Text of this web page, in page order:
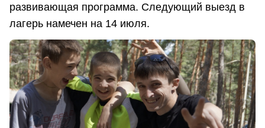
развивающая программа. Следующий выезд в
лагерь намечен на 14 июля.